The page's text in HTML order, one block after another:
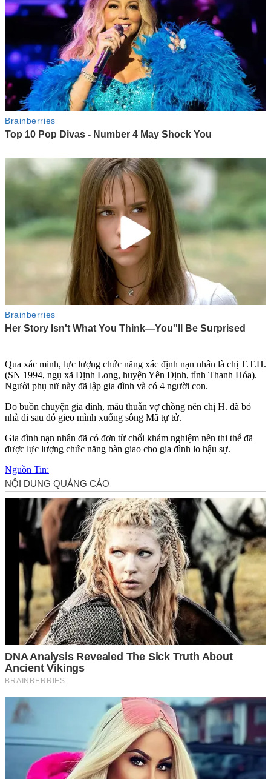
Qua xác minh, lực lượng chức năng xác định nạn nhân là chị T.T.H.
(SN 1994, ngụ xã Định Long, huyện Yên Định, tỉnh Thanh Hóa).
Người phụ nữ này đã lập gia đình và có 4 người con.
Do buồn chuyện gia đình, mâu thuẫn vợ chồng nên chị H. đã bỏ
nhà đi sau đó gieo mình xuống sông Mã t‌ּự t‌ּử.
Gia đình nạn nhân đã có đơn từ chối khám nghiệm nên th‌i th‌ể đã
được lực lượng chức năng bàn giao cho gia đình lo hậu sự.
Nguồn Tin: